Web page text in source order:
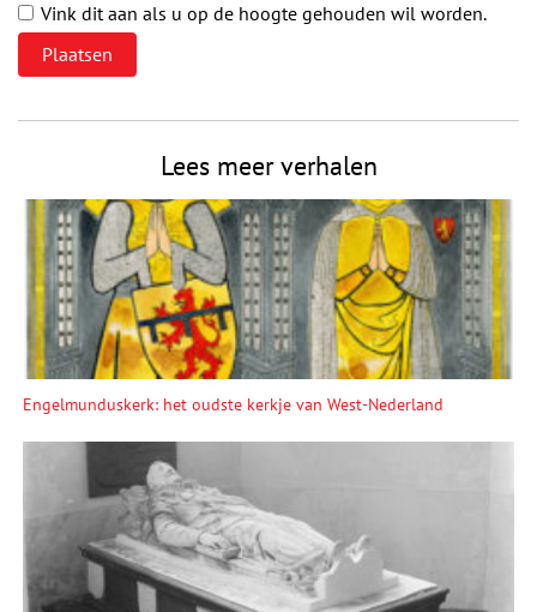
Vink dit aan als u op de hoogte gehouden wil worden.
Lees meer verhalen
Engelmunduskerk: het oudste kerkje van West-Nederland